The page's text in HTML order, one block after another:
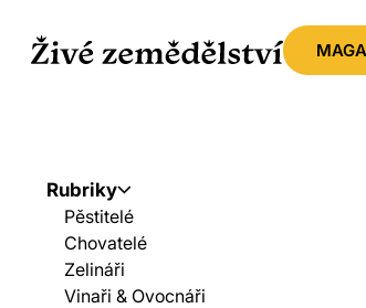
Rubriky
Pěstitelé
Chovatelé
Zelináři
Vinaři & Ovocnáři